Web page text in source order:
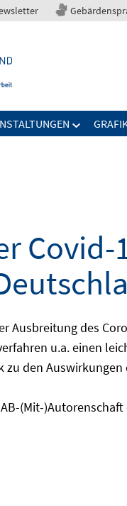
Ausbreitung des
u.a. einen
zu den
(Mit-)Autorenschaft